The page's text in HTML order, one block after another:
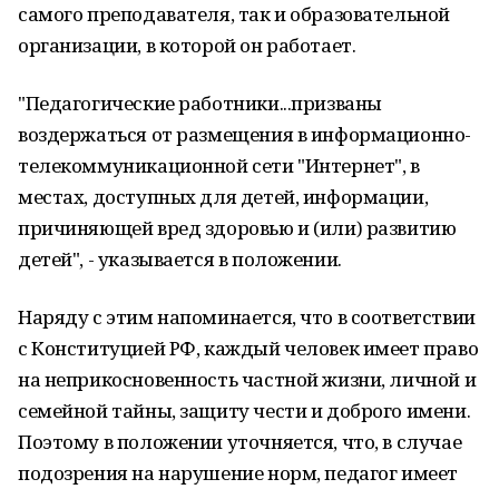
самого преподавателя, так и образовательной
организации, в которой он работает.
"Педагогические работники...призваны
воздержаться от размещения в информационно-
телекоммуникационной сети "Интернет", в
местах, доступных для детей, информации,
причиняющей вред здоровью и (или) развитию
детей", - указывается в положении.
Наряду с этим напоминается, что в соответствии
с Конституцией РФ, каждый человек имеет право
на неприкосновенность частной жизни, личной и
семейной тайны, защиту чести и доброго имени.
Поэтому в положении уточняется, что, в случае
подозрения на нарушение норм, педагог имеет